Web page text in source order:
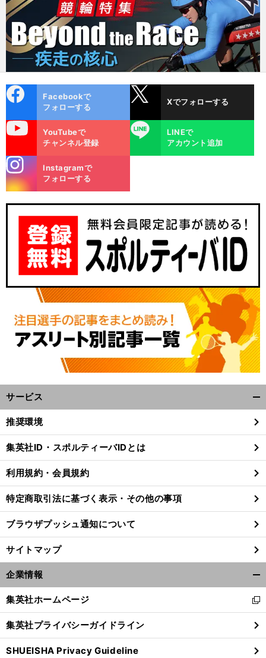
ok
Facebookで
フォローする
Xでフォローする
YouTubeで
チャンネル登録
LINE
LINEで
アカウント追加
m
Instagramで
フォローする
サービス
閉
る
推奨環境
集英社ID・スポルティーバIDとは
利用規約・会員規約
特定商取引法に基づく表示・その他の事項
ブラウザプッシュ通知について
サイトマップ
企業情報
閉
る
集英社ホームページ
新
し
い
ウ
ィ
集英社プライバシーガイドライン
SHUEISHA Privacy Guideline